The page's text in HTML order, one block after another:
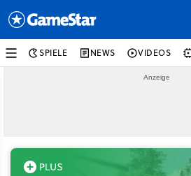
SPIELE NEWS VIDEOS